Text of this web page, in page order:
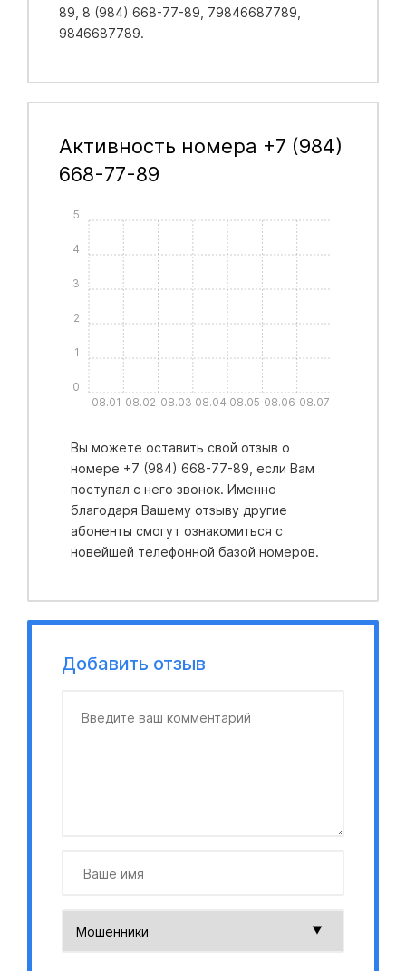
89, 8 (984) 668-77-89, 79846687789,
9846687789.
Активность номера +7 (984)
668-77-89
08.01 08.02 08.03 08.04 08.05 08.06 08.07
0
1
2
3
4
5
Вы можете оставить свой отзыв о
номере +7 (984) 668-77-89, если Вам
поступал с него звонок. Именно
благодаря Вашему отзыву другие
абоненты смогут ознакомиться с
новейшей телефонной базой номеров.
Добавить отзыв